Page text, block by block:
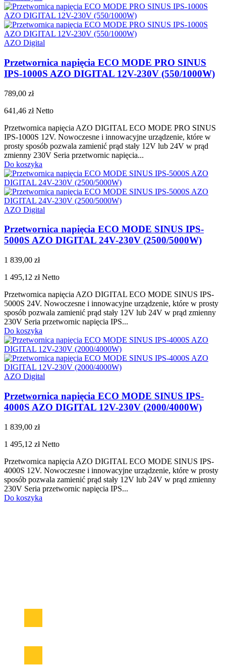
AZO Digital
Przetwornica napięcia ECO MODE PRO SINUS
IPS-1000S AZO DIGITAL 12V-230V (550/1000W)
789,00 zł
641,46 złNetto
Przetwornica napięcia AZO DIGITAL ECO MODE PRO SINUS
IPS-1000S 12V. Nowoczesne i innowacyjne urządzenie, które w
prosty sposób pozwala zamienić prąd stały 12V lub 24V w prąd
zmienny 230V Seria przetwornic napięcia...
Do koszyka
AZO Digital
Przetwornica napięcia ECO MODE SINUS IPS-
5000S AZO DIGITAL 24V-230V (2500/5000W)
1 839,00 zł
1 495,12 złNetto
Przetwornica napięcia AZO DIGITAL ECO MODE SINUS IPS-
5000S 24V. Nowoczesne i innowacyjne urządzenie, które w prosty
sposób pozwala zamienić prąd stały 12V lub 24V w prąd zmienny
230V Seria przetwornic napięcia IPS...
Do koszyka
AZO Digital
Przetwornica napięcia ECO MODE SINUS IPS-
4000S AZO DIGITAL 12V-230V (2000/4000W)
1 839,00 zł
1 495,12 złNetto
Przetwornica napięcia AZO DIGITAL ECO MODE SINUS IPS-
4000S 12V. Nowoczesne i innowacyjne urządzenie, które w prosty
sposób pozwala zamienić prąd stały 12V lub 24V w prąd zmienny
230V Seria przetwornic napięcia IPS...
Do koszyka